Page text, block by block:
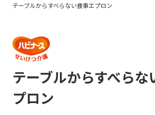
テーブルからすべらない食事エプロン
テーブルからすべらな
プロン